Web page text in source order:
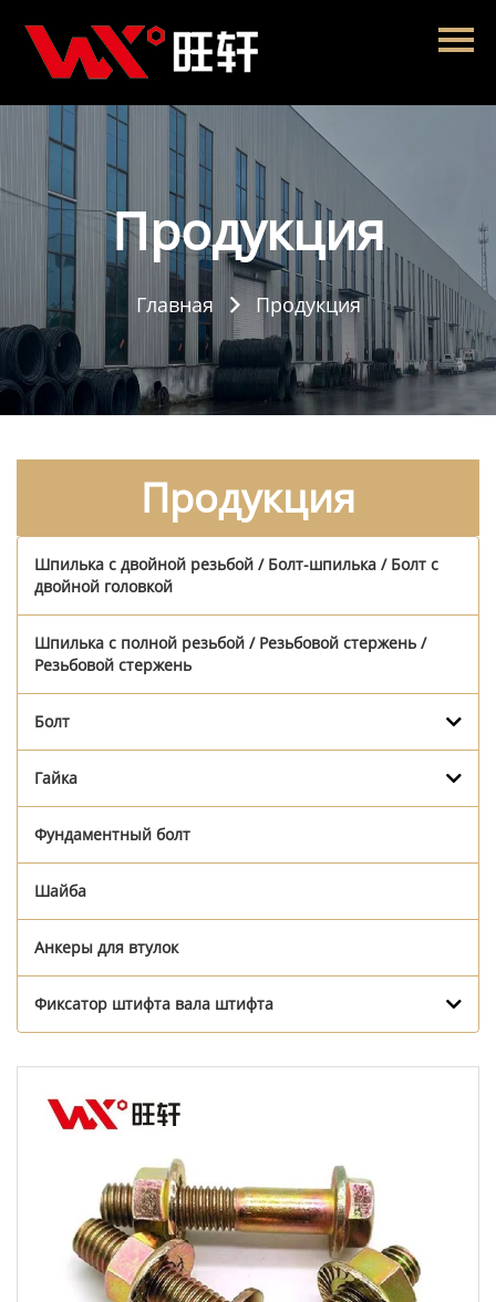
Главная
Продукция
Новости
О нас
Контакты Продукция
Главная  Продукция
Продукция
Шпилька с двойной резьбой / Болт-шпилька / Болт с
двойной головкой
Шпилька с полной резьбой / Резьбовой стержень /
Резьбовой стержень
Болт
Гайка
Фундаментный болт
Шайба
Анкеры для втулок
Фиксатор штифта вала штифта